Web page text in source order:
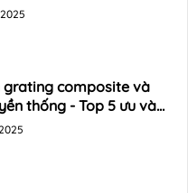
grating composite và
thống - Top 5 ưu và